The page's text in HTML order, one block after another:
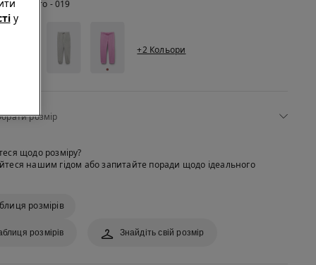
- Nero - 019
+2 Кольори
розмір
щодо розміру?
нашим гідом або запитайте поради щодо ідеального
розмірів
Знайдіть свій розмір
розмірів
у